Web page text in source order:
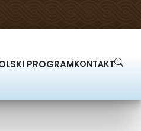
PROGRAMKONTAKT